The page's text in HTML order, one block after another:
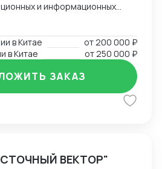
и информационных
по бронированию прочие и
(79.90)
в Китае
от200 000 ₽
в Китае
от250 000 ₽
ЗАКАЗ
ВЕКТОР"